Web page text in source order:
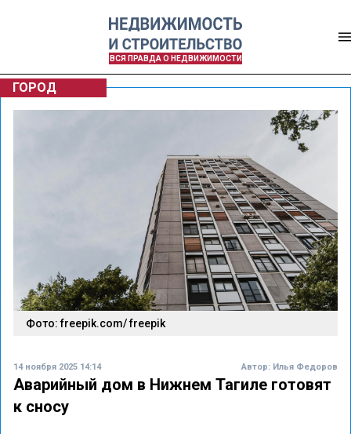
ВСЯ ПРАВДА О НЕДВИЖИМОСТИ
ГОРОД
Фото: freepik.com/ freepik
14 ноября 2025 14:14 Автор: Илья Федоров
Аварийный дом в Нижнем Тагиле готовят
к сносу